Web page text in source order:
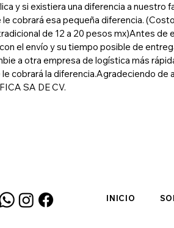
y si existiera una diferencia a nuestro
le cobrará esa pequeña diferencia.
de 12 a 20 pesos mx)Antes de
el envío y su tiempo posible de
a otra empresa de logística más
cobrará la diferencia.Agradeciendo de
SA DE CV.
INICIO